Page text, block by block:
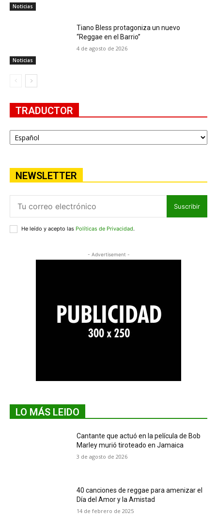
Noticias
Noticias
Tiano Bless protagoniza un nuevo
“Reggae en el Barrio”
4 de agosto de 2026
TRADUCTOR
NEWSLETTER
Suscribir
He leído y acepto las Políticas de Privacidad.
- Advertisement -
LO MÁS LEIDO
Cantante que actuó en la película de Bob
Marley murió tiroteado en Jamaica
3 de agosto de 2026
40 canciones de reggae para amenizar el
Día del Amor y la Amistad
14 de febrero de 2025